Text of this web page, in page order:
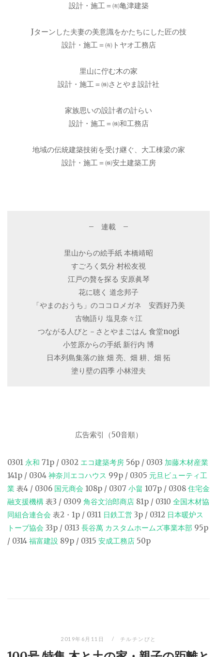
設計・施工＝㈲亀津建築
Jターンした夫妻の美意識をかたちにした匠の技
設計・施工＝㈲トヤオ工務店
里山に佇む木の家
設計・施工＝㈱さとやま設計社
家族思いの設計者の計らい
設計・施工＝㈱和工務店
地域の伝統建築技術を受け継ぐ、大工棟梁の家
設計・施工＝㈱安土建築工房
– 連載 –
里山からの絵手紙 本橋靖昭
すごろく気分 村松友視
江戸の贅を探る 安原眞琴
花に聴く 道念邦子
「やまのおうち」のココロメガネ 安西好乃美
古物語り 塩見奈々江
つながる人びと－さとやまごはん 食堂nogi
小笠原からの手紙 新行内 博
日本列島集落の旅 畑 亮、畑 耕、畑 拓
塗り壁の四季 小林澄夫
広告索引（50音順）
0301 永和 71p / 0302 エコ建築考房 56p / 0303 加藤木材産業
141p / 0304 神奈川エコハウス 99p / 0305 元旦ビューティ工
業 表4 / 0306 国元商会 108p / 0307 小畠 107p / 0308 住宅金
融支援機構 表3 / 0309 角谷文治郎商店 81p / 0310 全国木材協
同組合連合会 表2・1p / 0311 日鉄工営 3p / 0312 日本暖炉ス
トーブ協会 33p / 0313 長谷萬 カスタムホームズ事業本部 95p
/ 0314 福富建設 89p / 0315 安成工務店 50p
2019年6月11日 チルチンびと